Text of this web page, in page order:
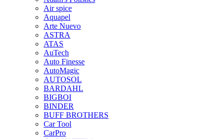
Air spice
Aquapel
Arte Nuevo
ASTRA
ATAS
AuTech
Auto Finesse
AutoMagic
AUTOSOL
BARDAHL
BIGBOI
BINDER
BUFF BROTHERS
Car Tool
CarPro